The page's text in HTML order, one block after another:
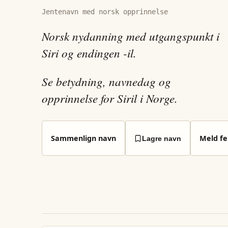
Jentenavn med norsk opprinnelse
Norsk nydanning med utgangspunkt i
Siri og endingen -il.
Se betydning, navnedag og
opprinnelse for Siril i Norge.
Sammenlign navn Lagre navn Meld